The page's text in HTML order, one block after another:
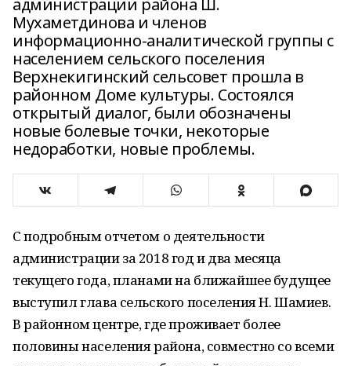
администрации района Ш.
Мухаметдинова и членов
информационно-аналитической группы с
населением сельского поселения
Верхнекигинский сельсовет прошла в
районном Доме культуры. Состоялся
открытый диалог, были обозначены
новые болевые точки, некоторые
недоработки, новые проблемы.
С подробным отчетом о деятельности
администрации за 2018 год и два месяца
текущего года, планами на ближайшее будущее
выступил глава сельского поселения Н. Шамиев.
В районном центре, где проживает более
половины населения района, совместно со всеми